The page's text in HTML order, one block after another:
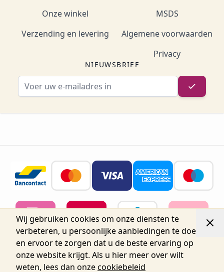
Wij gebruiken cookies om onze diensten te
verbeteren, u persoonlijke aanbiedingen te doen
en ervoor te zorgen dat u de beste ervaring op
onze website krijgt. Als u hier meer over wilt
weten, lees dan onzecookiebeleid
Onze winkel
Verzending en levering
MSDS
Algemene voorwaarden
Privacy
NIEUWSBRIEF